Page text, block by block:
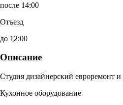
после 14:00
Отъезд
до 12:00
Описание
Студия дизайнерский евроремонт и
Кухонное оборудование